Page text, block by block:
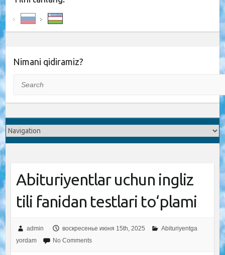
Nimani qidiramiz?
Abituriyentlar uchun ingliz
tili fanidan testlari to‘plami
admin воскресенье июня 15th, 2025
Abituriyentga
yordam
No Comments